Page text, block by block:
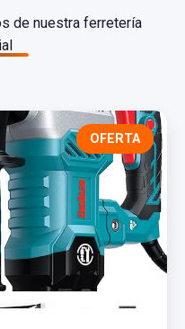
de nuestra ferretería
OFERTA